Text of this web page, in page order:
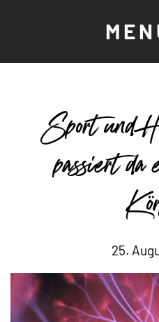
Sport und
passiert
25.